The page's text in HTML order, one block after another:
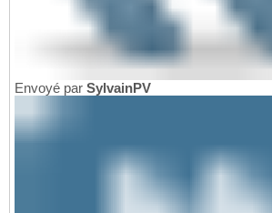
Envoyé par SylvainPV